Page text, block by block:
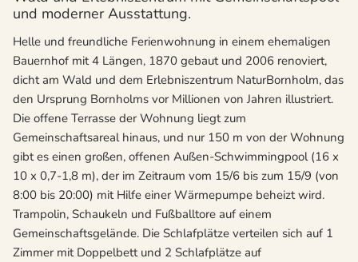
und moderner Ausstattung.
Helle und freundliche Ferienwohnung in einem ehemaligen
Bauernhof mit 4 Längen, 1870 gebaut und 2006 renoviert,
dicht am Wald und dem Erlebniszentrum NaturBornholm, das
den Ursprung Bornholms vor Millionen von Jahren illustriert.
Die offene Terrasse der Wohnung liegt zum
Gemeinschaftsareal hinaus, und nur 150 m von der Wohnung
gibt es einen großen, offenen Außen-Schwimmingpool (16 x
10 x 0,7-1,8 m), der im Zeitraum vom 15/6 bis zum 15/9 (von
8:00 bis 20:00) mit Hilfe einer Wärmepumpe beheizt wird.
Trampolin, Schaukeln und Fußballtore auf einem
Gemeinschaftsgelände. Die Schlafplätze verteilen sich auf 1
Zimmer mit Doppelbett und 2 Schlafplätze auf